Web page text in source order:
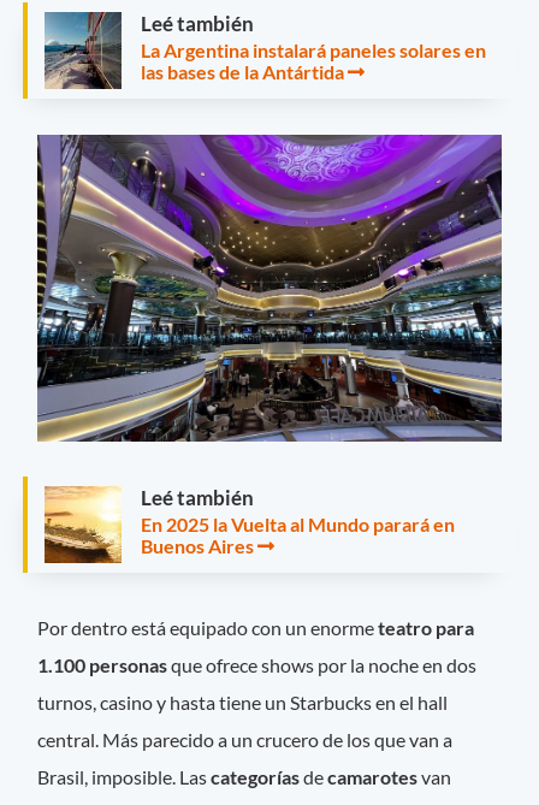
Leé también
La Argentina instalará paneles solares en
las bases de la Antártida
Leé también
En 2025 la Vuelta al Mundo parará en
Buenos Aires
Por dentro está equipado con un enormeteatro para
1.100 personasque ofrece shows por la noche en dos
turnos, casino y hasta tiene un Starbucks en el hall
central. Más parecido a un crucero de los que van a
Brasil, imposible. Lascategoríasdecamarotesvan